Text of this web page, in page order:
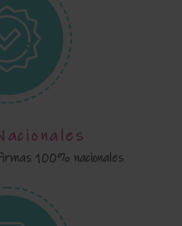
100% nacionales